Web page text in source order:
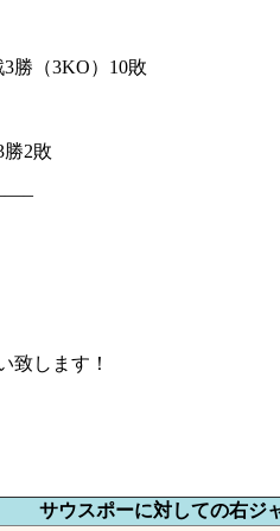
3勝（3KO）10敗
2敗
致します！
サウスポーに対しての右ジ